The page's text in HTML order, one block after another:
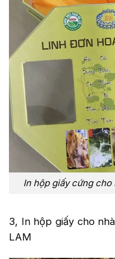
In hộp giấy cứng cho
3, In hộp giấy cho
LAM